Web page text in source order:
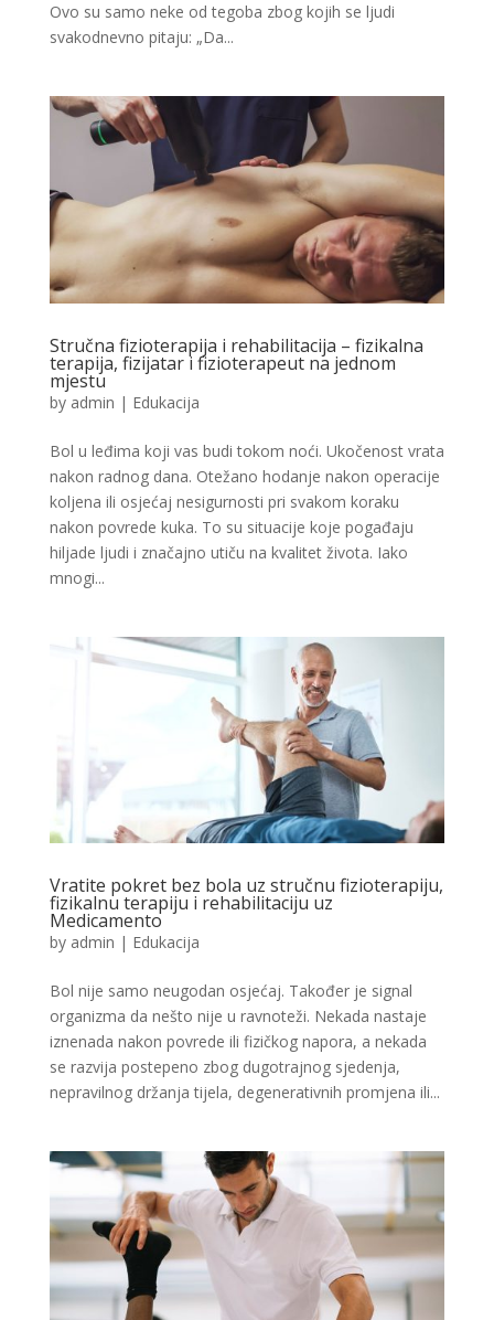
Ovo su samo neke od tegoba zbog kojih se ljudi
svakodnevno pitaju: „Da...
Stručna fizioterapija i rehabilitacija – fizikalna
terapija, fizijatar i fizioterapeut na jednom
mjestu
by admin | Edukacija
Bol u leđima koji vas budi tokom noći. Ukočenost vrata
nakon radnog dana. Otežano hodanje nakon operacije
koljena ili osjećaj nesigurnosti pri svakom koraku
nakon povrede kuka. To su situacije koje pogađaju
hiljade ljudi i značajno utiču na kvalitet života. Iako
mnogi...
Vratite pokret bez bola uz stručnu fizioterapiju,
fizikalnu terapiju i rehabilitaciju uz
Medicamento
by admin | Edukacija
Bol nije samo neugodan osjećaj. Također je signal
organizma da nešto nije u ravnoteži. Nekada nastaje
iznenada nakon povrede ili fizičkog napora, a nekada
se razvija postepeno zbog dugotrajnog sjedenja,
nepravilnog držanja tijela, degenerativnih promjena ili...